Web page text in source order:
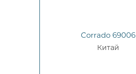
Corrado 69006
Китай